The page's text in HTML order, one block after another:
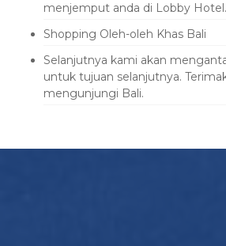
menjemput anda di Lobby Hotel.
Shopping Oleh-oleh Khas Bali
Selanjutnya kami akan
untuk tujuan selanjutnya.
mengunjungi Bali.